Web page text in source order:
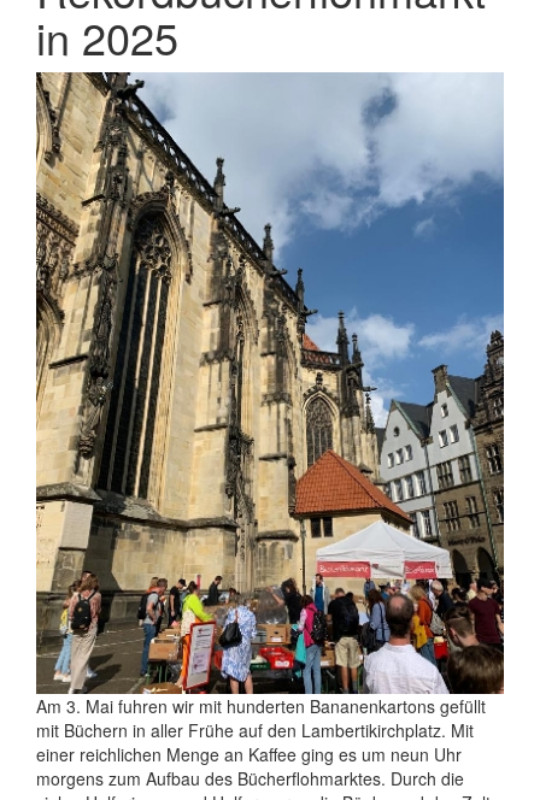
in 2025
Am 3. Mai fuhren wir mit hunderten Bananenkartons gefüllt
mit Büchern in aller Frühe auf den Lambertikirchplatz. Mit
einer reichlichen Menge an Kaffee ging es um neun Uhr
morgens zum Aufbau des Bücherflohmarktes. Durch die